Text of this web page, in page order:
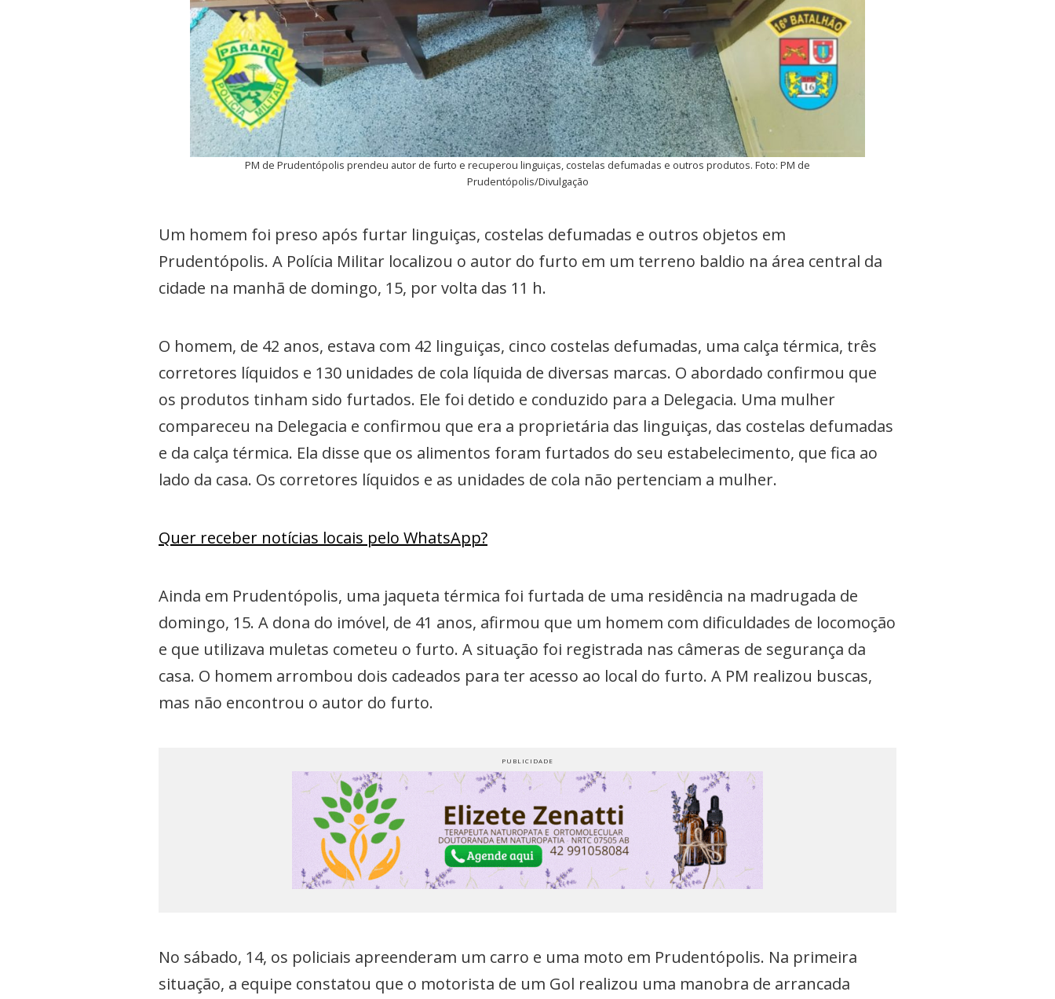
PM de Prudentópolis prendeu autor de furto e recuperou linguiças, costelas defumadas e outros produtos. Foto: PM de
Prudentópolis/Divulgação
Um homem foi preso após furtar linguiças, costelas defumadas e outros objetos em
Prudentópolis. A Polícia Militar localizou o autor do furto em um terreno baldio na área central da
cidade na manhã de domingo, 15, por volta das 11 h.
O homem, de 42 anos, estava com 42 linguiças, cinco costelas defumadas, uma calça térmica, três
corretores líquidos e 130 unidades de cola líquida de diversas marcas. O abordado confirmou que
os produtos tinham sido furtados. Ele foi detido e conduzido para a Delegacia. Uma mulher
compareceu na Delegacia e confirmou que era a proprietária das linguiças, das costelas defumadas
e da calça térmica. Ela disse que os alimentos foram furtados do seu estabelecimento, que fica ao
lado da casa. Os corretores líquidos e as unidades de cola não pertenciam a mulher.
Quer receber notícias locais pelo WhatsApp?
Ainda em Prudentópolis, uma jaqueta térmica foi furtada de uma residência na madrugada de
domingo, 15. A dona do imóvel, de 41 anos, afirmou que um homem com dificuldades de locomoção
e que utilizava muletas cometeu o furto. A situação foi registrada nas câmeras de segurança da
casa. O homem arrombou dois cadeados para ter acesso ao local do furto. A PM realizou buscas,
mas não encontrou o autor do furto.
No sábado, 14, os policiais apreenderam um carro e uma moto em Prudentópolis. Na primeira
situação, a equipe constatou que o motorista de um Gol realizou uma manobra de arrancada